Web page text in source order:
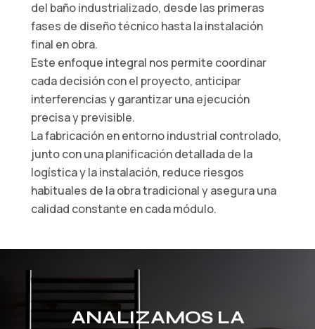
del baño industrializado, desde las primeras
fases de diseño técnico hasta la instalación
final en obra.
Este enfoque integral nos permite coordinar
cada decisión con el proyecto, anticipar
interferencias y garantizar una ejecución
precisa y previsible.
La fabricación en entorno industrial controlado,
junto con una planificación detallada de la
logística y la instalación, reduce riesgos
habituales de la obra tradicional y asegura una
calidad constante en cada módulo.
ANALIZAMOS LA